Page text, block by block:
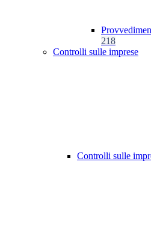
218
Controlli sulle imprese
Controlli sulle